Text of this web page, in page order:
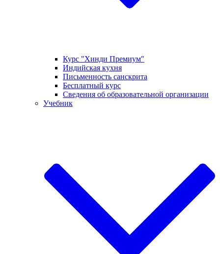
Курс "Хинди Премиум"
Индийская кухня
Письменность санскрита
Бесплатный курс
Сведения об образовательной организации
Учебник